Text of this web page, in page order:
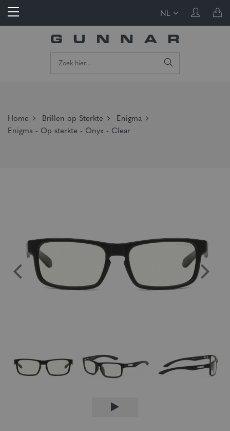
NL
Home Brillen op Sterkte
Enigma
Enigma - Op sterkte - Onyx - Clear